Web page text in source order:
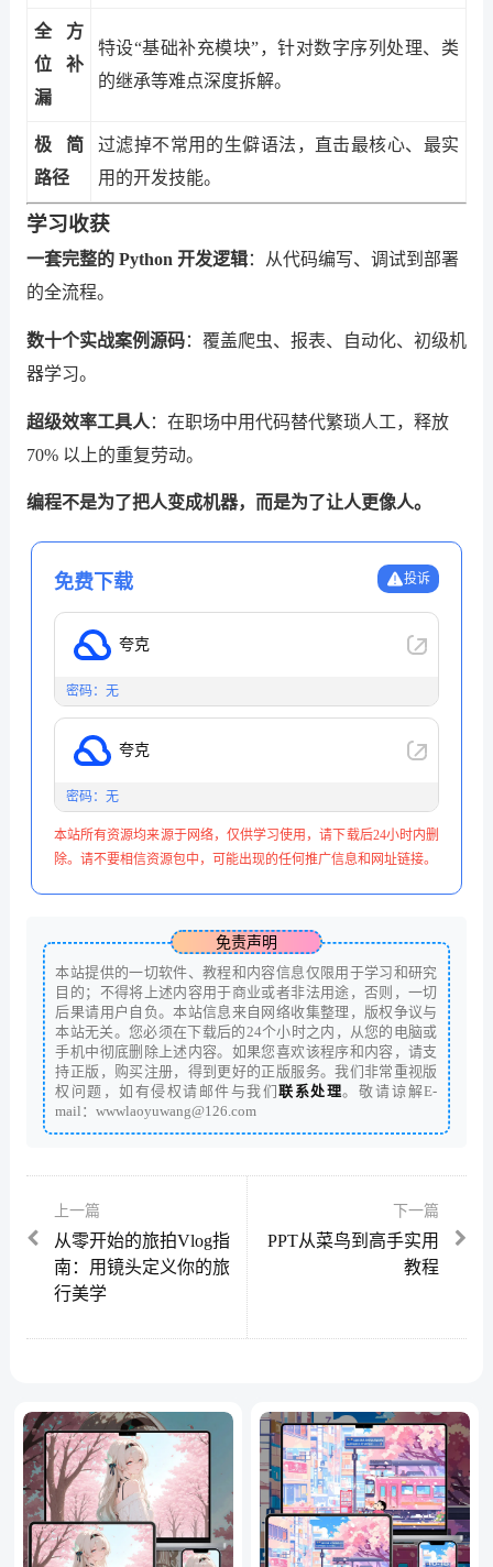
全方
位补
漏
特设“基础补充模块”，针对数字序列处理、类
的继承等难点深度拆解。
极简
路径
过滤掉不常用的生僻语法，直击最核心、最实
用的开发技能。
学习收获
一套完整的 Python 开发逻辑：从代码编写、调试到部署
的全流程。
数十个实战案例源码：覆盖爬虫、报表、自动化、初级机
器学习。
超级效率工具人 ：在职场中用代码替代繁琐人工，释放
70% 以上的重复劳动。
编程不是为了把人变成机器，而是为了让人更像人。
免费下载 投诉
夸克
密码：无
夸克
密码：无
本站所有资源均来源于网络，仅供学习使用，请下载后24小时内删
除。请不要相信资源包中，可能出现的任何推广信息和网址链接。
免责声明
本站提供的一切软件、教程和内容信息仅限用于学习和研究
目的；不得将上述内容用于商业或者非法用途，否则，一切
后果请用户自负。本站信息来自网络收集整理，版权争议与
本站无关。您必须在下载后的24个小时之内，从您的电脑或
手机中彻底删除上述内容。如果您喜欢该程序和内容，请支
持正版，购买注册，得到更好的正版服务。我们非常重视版
权问题，如有侵权请邮件与我们联系处理。敬请谅解E-
mail：wwwlaoyuwang@126.com
上一篇
从零开始的旅拍Vlog指
南：用镜头定义你的旅
行美学
下一篇
PPT从菜鸟到高手实用
教程